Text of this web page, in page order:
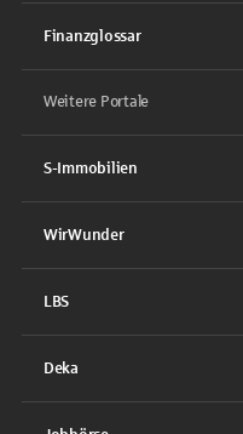
Finanzglossar
Weitere Portale
S-Immobilien
WirWunder
LBS
Deka